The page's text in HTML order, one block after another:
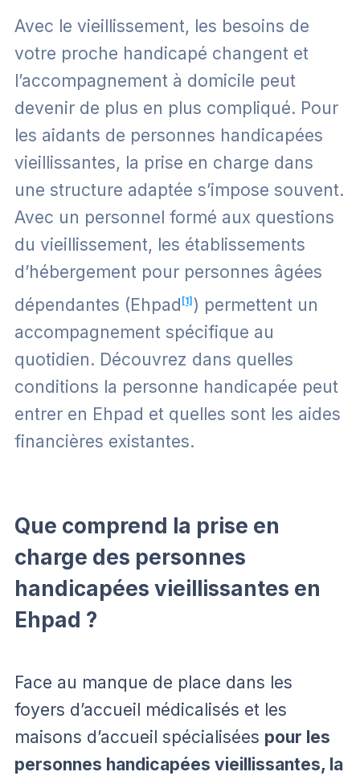
Avec le vieillissement, les besoins de
votre proche handicapé changent et
l’accompagnement à domicile peut
devenir de plus en plus compliqué. Pour
les aidants de personnes handicapées
vieillissantes, la prise en charge dans
une structure adaptée s’impose souvent.
Avec un personnel formé aux questions
du vieillissement, les établissements
d’hébergement pour personnes âgées
dépendantes (Ehpad [1] ) permettent un
accompagnement spécifique au
quotidien. Découvrez dans quelles
conditions la personne handicapée peut
entrer en Ehpad et quelles sont les aides
financières existantes.
Que comprend la prise en
charge des personnes
handicapées vieillissantes en
Ehpad ?
Face au manque de place dans les
foyers d’accueil médicalisés et les
maisons d’accueil spécialisées pour les
personnes handicapées vieillissantes, la